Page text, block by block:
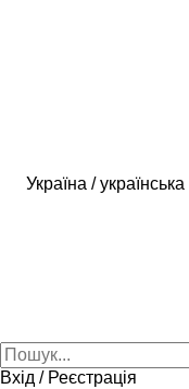
Україна / українська
Вхід / Реєстрація